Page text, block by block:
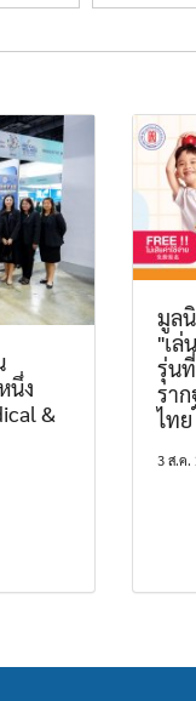
นึ่ง
&
มูล
"เล่
รุ่น
รา
ไทย
3 ส.ค.